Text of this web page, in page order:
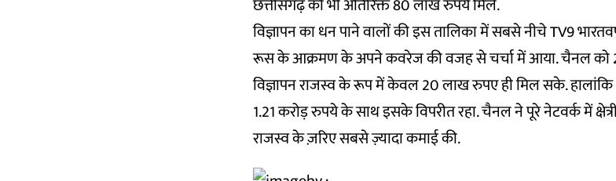
छत्तीसगढ़ को भी अतिरिक्त 80 लाख रुपये मिले.
विज्ञापन का धन पाने वालों की इस तालिका में सबसे नीचे TV9
रूस के आक्रमण के अपने कवरेज की वजह से चर्चा में आया. चैनल को
विज्ञापन राजस्व के रूप में केवल 20 लाख रुपए ही मिल सके. हालांकि
1.21 करोड़ रुपये के साथ इसके विपरीत रहा. चैनल ने पूरे नेटवर्क में
राजस्व के ज़रिए सबसे ज़्यादा कमाई की.